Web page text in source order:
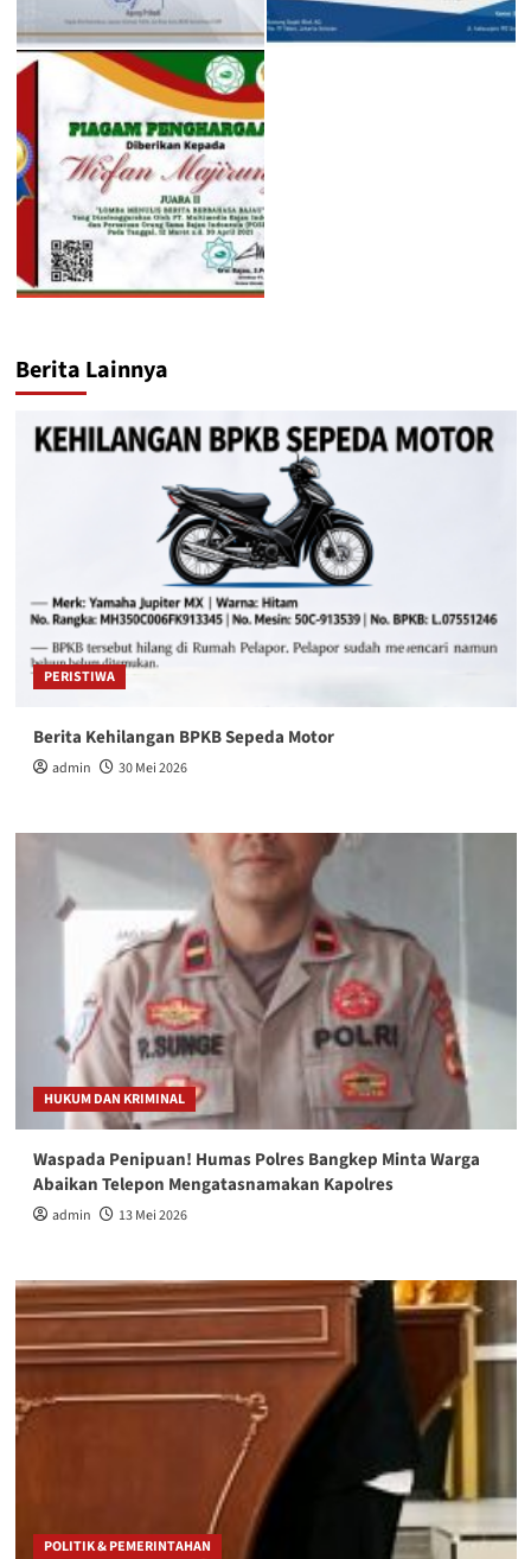
Berita Lainnya
PERISTIWA
Berita Kehilangan BPKB Sepeda Motor
admin 30 Mei 2026
HUKUM DAN KRIMINAL
Waspada Penipuan! Humas Polres Bangkep Minta Warga
Abaikan Telepon Mengatasnamakan Kapolres
admin 13 Mei 2026
POLITIK & PEMERINTAHAN